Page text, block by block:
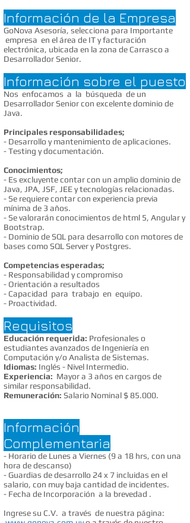
Información de la Empresa
GoNova Asesoría, selecciona para Importante
empresa en el área de IT y facturación
electrónica, ubicada en la zona de Carrasco a
Desarrollador Senior.
Información sobre el puesto
Nos enfocamos a la búsqueda de un
Desarrollador Senior con excelente dominio de
Java.
Principales responsabilidades;
- Desarrollo y mantenimiento de aplicaciones.
- Testing y documentación.
Conocimientos;
- Es excluyente contar con un amplio dominio de
Java, JPA, JSF, JEE y tecnologías relacionadas.
- Se requiere contar con experiencia previa
mínima de 3 años.
- Se valorarán conocimientos de html 5, Angular y
Bootstrap.
- Dominio de SQL para desarrollo con motores de
bases como SQL Server y Postgres.
Competencias esperadas;
- Responsabilidad y compromiso
- Orientación a resultados
- Capacidad para trabajo en equipo.
- Proactividad.
Requisitos
Educación requerida: Profesionales o
estudiantes avanzados de Ingeniería en
Computación y/o Analista de Sistemas.
Idiomas: Inglés - Nivel Intermedio.
Experiencia: Mayor a 3 años en cargos de
similar responsabilidad.
Remuneración: Salario Nominal $ 85.000.
Información
Complementaria
- Horario de Lunes a Viernes (9 a 18 hrs, con una
hora de descanso)
- Guardias de desarrollo 24 x 7 incluidas en el
salario, con muy baja cantidad de incidentes.
- Fecha de Incorporación a la brevedad .
Ingrese su C.V. a través de nuestra página: